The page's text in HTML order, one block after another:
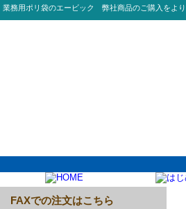
業務用ポリ袋のエービック 弊社商品のご購入をよ
FAXでの注文はこちら